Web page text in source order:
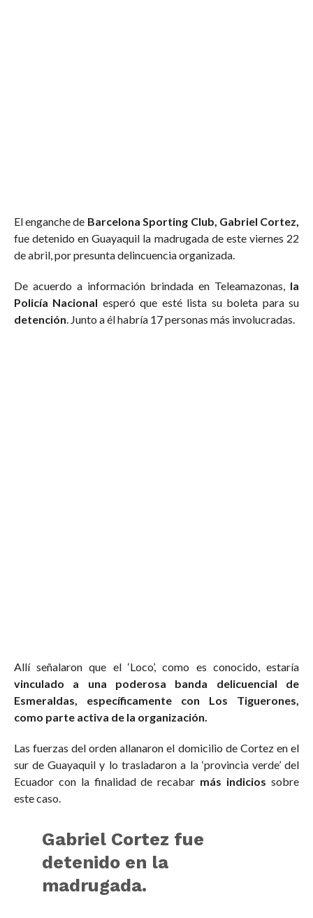
El enganche de Barcelona Sporting Club, Gabriel Cortez,
fue detenido en Guayaquil la madrugada de este viernes 22
de abril, por presunta delincuencia organizada.
De acuerdo a información brindada en Teleamazonas, la
Policía Nacional esperó que esté lista su boleta para su
detención. Junto a él habría 17 personas más involucradas.
Allí señalaron que el ‘Loco’, como es conocido, estaría
vinculado a una poderosa banda delicuencial de
Esmeraldas, específicamente con Los Tiguerones,
como parte activa de la organización.
Las fuerzas del orden allanaron el domicilio de Cortez en el
sur de Guayaquil y lo trasladaron a la ‘provincia verde’ del
Ecuador con la finalidad de recabar más indicios sobre
este caso.
Gabriel Cortez fue
detenido en la
madrugada.